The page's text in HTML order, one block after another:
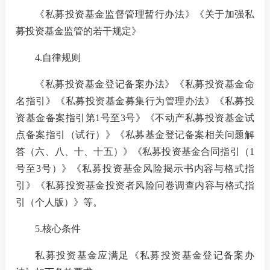
《私募投资基金监督管理暂行办法》《关于加强私
募投资基金监管的若干规定》
4.自律规则
《私募投资基金登记备案办法》《私募投资基金命
名指引》《私募投资基金募集行为管理办法》《私募投
资基金备案指引第1 号至3号》《不动产私募投资基金试
点备案指引（试行）》《私募基金登记备案相关问题解
答（六、八、十、十五）》《私募投资基金合同指引（1
号至3号）》《私募投资基金风险揭示书内容与格式指
引》《私募投资基金投资者风险问卷调查内容与格式指
引（个人版）》等。
5.核心条件
私募投资基金应满足《私募投资基金登记备案办